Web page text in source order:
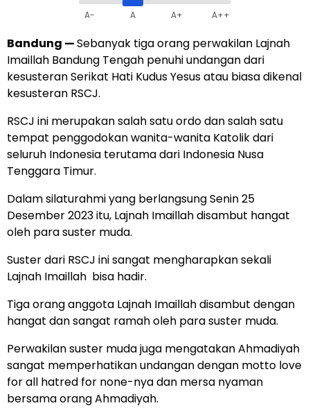
A- A A+ A++
Bandung —Sebanyak tiga orang perwakilan Lajnah
Imaillah Bandung Tengah penuhi undangan dari
kesusteran Serikat Hati Kudus Yesus atau biasa dikenal
kesusteran RSCJ.
RSCJ ini merupakan salah satu ordo dan salah satu
tempat penggodokan wanita-wanita Katolik dari
seluruh Indonesia terutama dari Indonesia Nusa
Tenggara Timur.
Dalam silaturahmi yang berlangsung Senin 25
Desember 2023 itu, Lajnah Imaillah disambut hangat
oleh para suster muda.
Suster dari RSCJ ini sangat mengharapkan sekali
Lajnah Imaillah bisa hadir.
Tiga orang anggota Lajnah Imaillah disambut dengan
hangat dan sangat ramah oleh para suster muda.
Perwakilan suster muda juga mengatakan Ahmadiyah
sangat memperhatikan undangan dengan motto love
for all hatred for none-nya dan mersa nyaman
bersama orang Ahmadiyah.